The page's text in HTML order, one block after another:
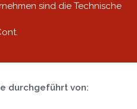
sind die Technische
durchgeführt von: